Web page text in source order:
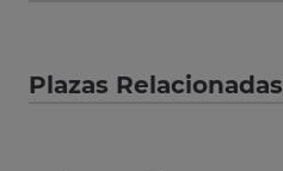
Plazas Relacionadas